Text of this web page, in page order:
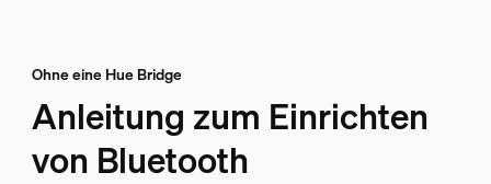
Ohne eine Hue Bridge
Anleitung zum Einrichten
von Bluetooth